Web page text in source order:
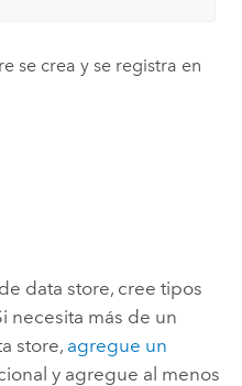
se crea y se registra en
data store, cree tipos
necesita más de un
store, agregue un
y agregue al menos